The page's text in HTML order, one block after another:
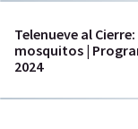
Telenueve al
mosquitos |
2024